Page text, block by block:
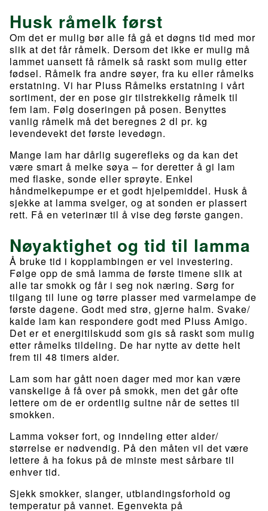
Husk råmelk først
Om det er mulig bør alle få gå et døgns tid med mor
slik at det får råmelk. Dersom det ikke er mulig må
lammet uansett få råmelk så raskt som mulig etter
fødsel. Råmelk fra andre søyer, fra ku eller råmelks
erstatning. Vi har Pluss Råmelks erstatning i vårt
sortiment, der en pose gir tilstrekkelig råmelk til
fem lam. Følg doseringen på posen. Benyttes
vanlig råmelk må det beregnes 2 dl pr. kg
levendevekt det første levedøgn.
Mange lam har dårlig sugerefleks og da kan det
være smart å melke søya – for deretter å gi lam
med flaske, sonde eller sprøyte. Enkel
håndmelkepumpe er et godt hjelpemiddel. Husk å
sjekke at lamma svelger, og at sonden er plassert
rett. Få en veterinær til å vise deg første gangen.
Nøyaktighet og tid til lamma
Å bruke tid i kopplambingen er vel investering.
Følge opp de små lamma de første timene slik at
alle tar smokk og får i seg nok næring. Sørg for
tilgang til lune og tørre plasser med varmelampe de
første dagene. Godt med strø, gjerne halm. Svake/
kalde lam kan respondere godt med Pluss Amigo.
Det er et energitilskudd som gis så raskt som mulig
etter råmelks tildeling. De har nytte av dette helt
frem til 48 timers alder.
Lam som har gått noen dager med mor kan være
vanskelige å få over på smokk, men det går ofte
lettere om de er ordentlig sultne når de settes til
smokken.
Lamma vokser fort, og inndeling etter alder/
størrelse er nødvendig. På den måten vil det være
lettere å ha fokus på de minste mest sårbare til
enhver tid.
Sjekk smokker, slanger, utblandingsforhold og
temperatur på vannet. Egenvekta på